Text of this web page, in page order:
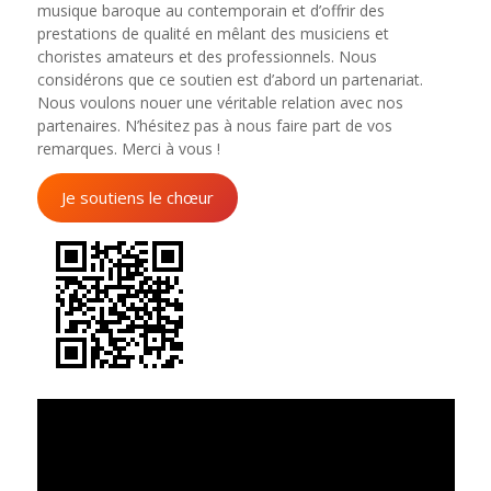
musique baroque au contemporain et d’offrir des
prestations de qualité en mêlant des musiciens et
choristes amateurs et des professionnels. Nous
considérons que ce soutien est d’abord un partenariat.
Nous voulons nouer une véritable relation avec nos
partenaires. N’hésitez pas à nous faire part de vos
remarques. Merci à vous !
Je soutiens le chœur